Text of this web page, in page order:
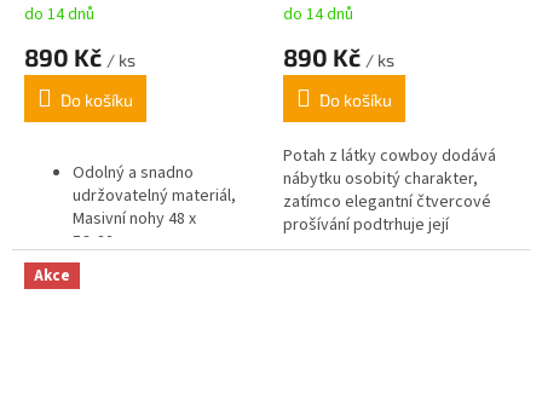
do 14 dnů
890 Kč / ks
Do košíku
Odolný a snadno
udržovatelný materiál,
Masivní nohy 48 x
56x82cm
do 14 dnů
890 Kč / ks
Do košíku
Potah z látky cowboy dodává
nábytku osobitý charakter,
zatímco elegantní čtvercové
prošívání podtrhuje její
vzhled.Černé kovové nohy
Akce